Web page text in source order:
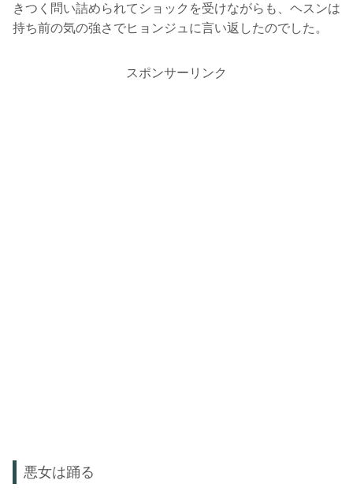
きつく問い詰められてショックを受けながらも、ヘスンは
持ち前の気の強さでヒョンジュに言い返したのでした。
スポンサーリンク
悪女は踊る